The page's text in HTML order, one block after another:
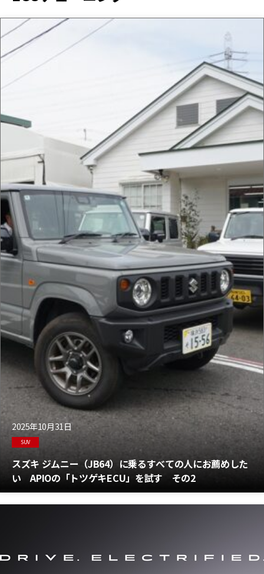
2025年10月31日
SUV
スズキ ジムニー（JB64）に乗るすべての人にお薦めした
い APIOの「トツゲキECU」を試す その2